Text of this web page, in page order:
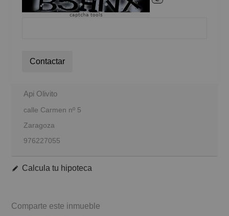
captcha tools
Contactar
Api Olivito
calle Carmen nº 5
Zaragoza
976227055
Calcula tu hipoteca
Comparte este inmueble